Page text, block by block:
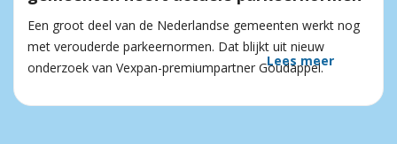
Een groot deel van de Nederlandse gemeenten werkt nog
met verouderde parkeernormen. Dat blijkt uit nieuw
onderzoek van Vexpan-premiumpartner Goudappel.
Lees meer